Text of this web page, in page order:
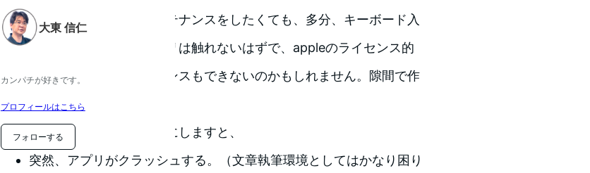
大東 信仁
カンパチが好きです。
プロフィールはこちら
フォローする
僕個人の意見としては、メンテナンスをしたくても、多分、キーボード入
力まわりを本来は、iPadアプリは触れないはずで、appleのライセンス的
にビミョーなので、メンテナンスもできないのかもしれません。隙間で作
られているアプリですから。
どんな感じなのかと箇条書きにしますと、
突然、アプリがクラッシュする。（文章執筆環境としてはかなり困り